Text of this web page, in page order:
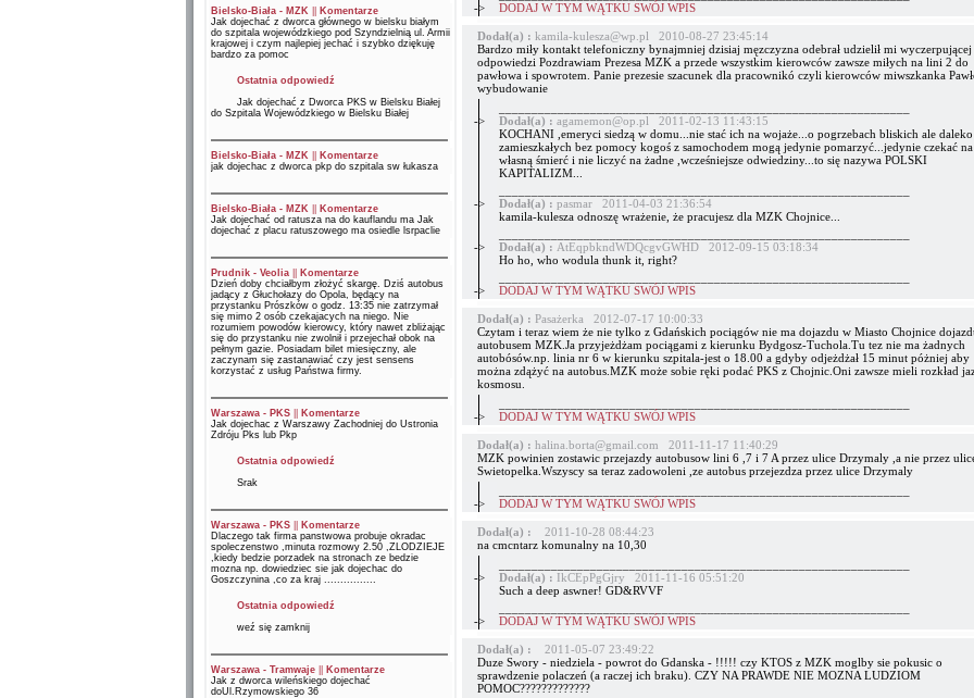
Bielsko-Biała - MZK||
Komentarze
Jak dojechać z dworca głównego w bielsku białym
do szpitala wojewódzkiego pod Szyndzielnią ul. Armii
krajowej i czym najlepiej jechać i szybko dziękuję
bardzo za pomoc
Ostatnia odpowiedź
Jak dojechać z Dworca PKS w Bielsku Białej
do Szpitala Wojewódzkiego w Bielsku Białej
Bielsko-Biała - MZK||
Komentarze
jak dojechac z dworca pkp do szpitala sw łukasza
Bielsko-Biała - MZK||
Komentarze
Jak dojechać od ratusza na do kauflandu ma Jak
dojechać z placu ratuszowego ma osiedle lsrpaclie
Prudnik - Veolia||
Komentarze
Dzień doby chciałbym złożyć skargę. Dziś autobus
jadący z Głuchołazy do Opola, będący na
przystanku Prószków o godz. 13:35 nie zatrzymał
się mimo 2 osób czekajacych na niego. Nie
rozumiem powodów kierowcy, który nawet zbliżając
się do przystanku nie zwolnił i przejechał obok na
pełnym gazie. Posiadam bilet miesięczny, ale
zaczynam się zastanawiać czy jest sensens
korzystać z usług Państwa firmy.
Warszawa - PKS||
Komentarze
Jak dojechac z Warszawy Zachodniej do Ustronia
Zdróju Pks lub Pkp
Ostatnia odpowiedź
Srak
Warszawa - PKS||
Komentarze
Dlaczego tak firma panstwowa probuje okradac
spoleczenstwo ,minuta rozmowy 2.50 ,ZLODZIEJE
,kiedy bedzie porzadek na stronach ze bedzie
mozna np. dowiedziec sie jak dojechac do
Goszczynina ,co za kraj ................
Ostatnia odpowiedź
weź się zamknij
Warszawa - Tramwaje||
Komentarze
Jak z dworca wileńskiego dojechać
doUl.Rzymowskiego 36
->
DODAJ W TYM WĄTKU SWÓJ WPIS
Dodał(a) : kamila-kulesza@wp.pl 2010-08-27 23:45:14
Bardzo miły kontakt telefoniczny bynajmniej dzisiaj męzczyzna odebrał udzielił mi wyczerpującej
odpowiedzi Pozdrawiam Prezesa MZK a przede wszystkim kierowców zawsze miłych na lini 2 do
pawłowa i spowrotem. Panie prezesie szacunek dla pracownikó czyli kierowców miwszkanka
wybudowanie
->
Dodał(a) : agamemon@op.pl 2011-02-13 11:43:15
KOCHANI ,emeryci siedzą w domu...nie stać ich na wojaże...o pogrzebach bliskich ale daleko
zamieszkałych bez pomocy kogoś z samochodem mogą jedynie pomarzyć...jedynie czekać na
własną śmierć i nie liczyć na żadne ,wcześniejsze odwiedziny...to się nazywa POLSKI
KAPITALIZM...
->
Dodał(a) : pasmar 2011-04-03 21:36:54
kamila-kulesza odnoszę wrażenie, że pracujesz dla MZK Chojnice...
->
Dodał(a) : AtEqpbkndWDQcgvGWHD 2012-09-15 03:18:34
Ho ho, who wodula thunk it, right?
->
DODAJ W TYM WĄTKU SWÓJ WPIS
Dodał(a) : Pasażerka 2012-07-17 10:00:33
Czytam i teraz wiem że nie tylko z Gdańskich pociągów nie ma dojazdu w Miasto Chojnice
autobusem MZK.Ja przyjeżdżam pociągami z kierunku Bydgosz-Tuchola.Tu tez nie ma żadnych
autobósów.np. linia nr 6 w kierunku szpitala-jest o 18.00 a gdyby odjeżdżał 15 minut póżniej aby
można zdążyć na autobus.MZK może sobie ręki podać PKS z Chojnic.Oni zawsze mieli rozkład
kosmosu.
->
DODAJ W TYM WĄTKU SWÓJ WPIS
Dodał(a) : halina.borta@gmail.com 2011-11-17 11:40:29
MZK powinien zostawic przejazdy autobusow lini 6 ,7 i 7 A przez ulice Drzymaly ,a nie przez
Swietopelka.Wszyscy sa teraz zadowoleni ,ze autobus przejezdza przez ulice Drzymaly
->
DODAJ W TYM WĄTKU SWÓJ WPIS
Dodał(a) :
2011-10-28 08:44:23
na cmcntarz komunalny na 10,30
->
Dodał(a) : IkCEpPgGjry 2011-11-16 05:51:20
Such a deep aswner! GD&RVVF
->
DODAJ W TYM WĄTKU SWÓJ WPIS
Dodał(a) :
2011-05-07 23:49:22
Duze Swory - niedziela - powrot do Gdanska - !!!!! czy KTOS z MZK moglby sie pokusic o
sprawdzenie polaczeń (a raczej ich braku). CZY NA PRAWDE NIE MOZNA LUDZIOM
POMOC?????????????